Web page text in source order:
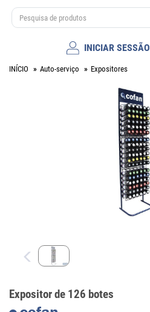
INICIAR SESSÃO
INÍCIO Auto-serviço Expositores
Expositor de 126 botes